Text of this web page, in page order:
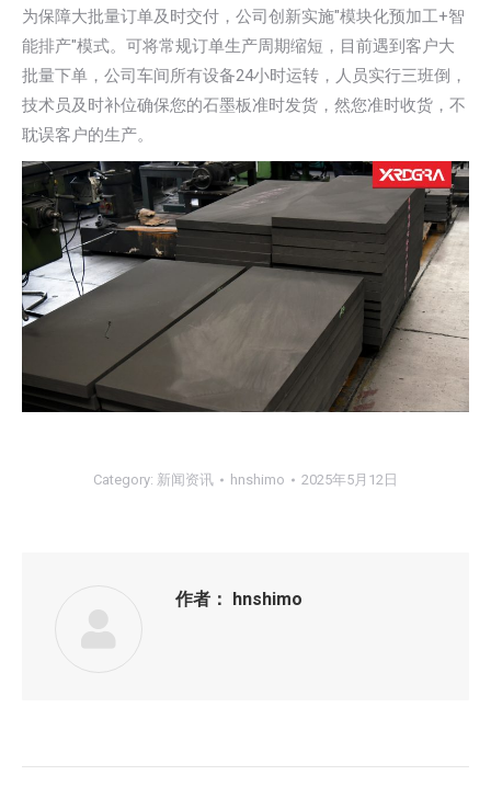
为保障大批量订单及时交付，公司创新实施"模块化预加工+智
能排产"模式。可将常规订单生产周期缩短，目前遇到客户大
批量下单，公司车间所有设备24小时运转，人员实行三班倒，
技术员及时补位确保您的石墨板准时发货，然您准时收货，不
耽误客户的生产。
Category: 新闻资讯 hnshimo 2025年5月12日
作者： hnshimo